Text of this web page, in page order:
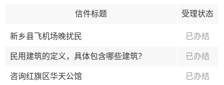
信件标题 受理状态
新乡县飞机场晚扰民 已办结
民用建筑的定义，具体包含哪些建筑？ 已办结
咨询红旗区华天公馆 已办结